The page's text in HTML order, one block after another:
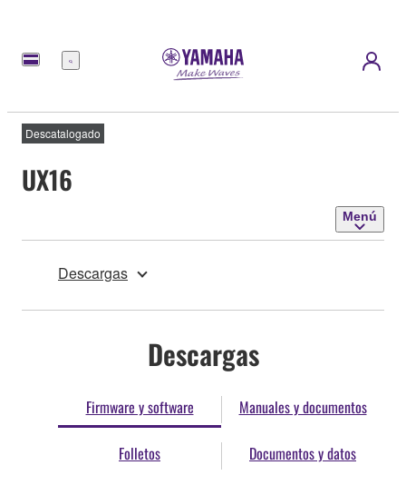
Menú
Descatalogado
UX16
Menú
Descargas
Descargas
Firmware y software Manuales y documentos
Folletos Documentos y datos